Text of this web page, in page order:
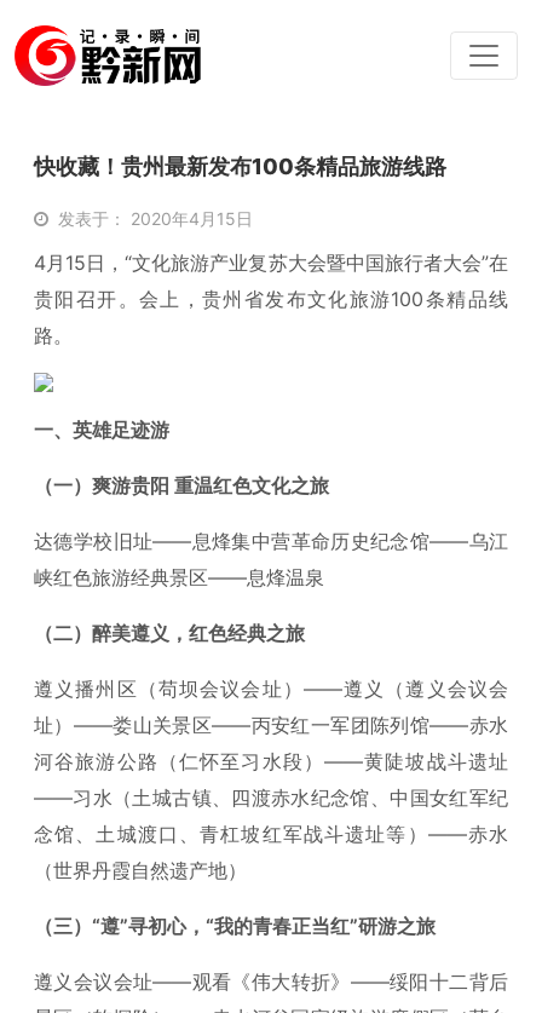
快收藏！贵州最新发布100条精品旅游线路
发表于： 2020年4月15日
4月15日，“文化旅游产业复苏大会暨中国旅行者大会”在
贵阳召开。会上，贵州省发布文化旅游100条精品线
路。
一、英雄足迹游
（一）爽游贵阳 重温红色文化之旅
达德学校旧址——息烽集中营革命历史纪念馆——乌江
峡红色旅游经典景区——息烽温泉
（二）醉美遵义，红色经典之旅
遵义播州区（苟坝会议会址）——遵义（遵义会议会
址）——娄山关景区——丙安红一军团陈列馆——赤水
河谷旅游公路（仁怀至习水段）——黄陡坡战斗遗址
——习水（土城古镇、四渡赤水纪念馆、中国女红军纪
念馆、土城渡口、青杠坡红军战斗遗址等）——赤水
（世界丹霞自然遗产地）
（三）“遵”寻初心，“我的青春正当红”研游之旅
遵义会议会址——观看《伟大转折》——绥阳十二背后